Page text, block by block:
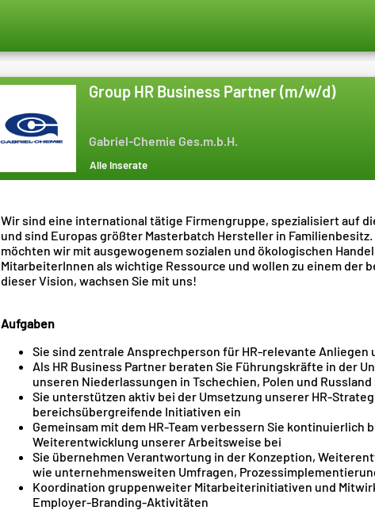
Group HR Business Partner (m/w/d)
Gabriel-Chemie Ges.m.b.H.
Alle Inserate
Wir sind eine international tätige Firmengruppe, spezialisiert auf
und sind Europas größter Masterbatch Hersteller in
möchten wir mit ausgewogenem sozialen und ökologischen
MitarbeiterInnen als wichtige Ressource und wollen zu einem der
dieser Vision, wachsen Sie mit uns!
Aufgaben
Sie sind zentrale Ansprechperson für HR‑relevante
Als HR Business Partner beraten Sie Führungskräfte in der
unseren Niederlassungen in Tschechien, Polen und
Sie unterstützen aktiv bei der Umsetzung unserer
bereichsübergreifende Initiativen ein
Gemeinsam mit dem HR-Team verbessern Sie kontinuierlich
Weiterentwicklung unserer Arbeitsweise bei
Sie übernehmen Verantwortung in der Konzeption,
wie unternehmensweiten Umfragen,
Koordination gruppenweiter Mitarbeiterinitiativen und
Employer‑Branding‑Aktivitäten